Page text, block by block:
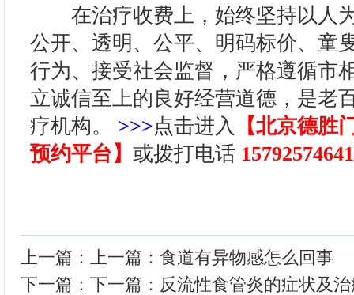
在治疗收费上，始终坚持以人
公开、透明、公平、明码标价、童
行为、接受社会监督，严格遵循市
立诚信至上的良好经营道德，是老
疗机构。 >>>点击进入
【北京德胜
预约平台】 或拨打电话 15792574641
上一篇：上一篇： 食道有异物感怎么回事
下一篇：下一篇： 反流性食管炎的症状及